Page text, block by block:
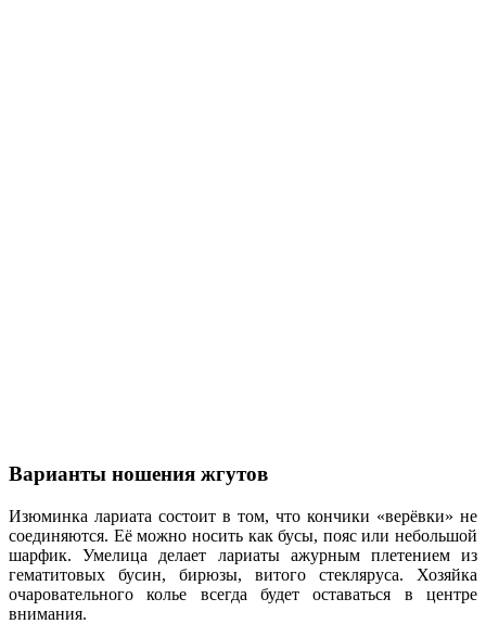
Варианты ношения жгутов
Изюминка лариата состоит в том, что кончики «верёвки» не
соединяются. Её можно носить как бусы, пояс или небольшой
шарфик. Умелица делает лариаты ажурным плетением из
гематитовых бусин, бирюзы, витого стекляруса. Хозяйка
очаровательного колье всегда будет оставаться в центре
внимания.